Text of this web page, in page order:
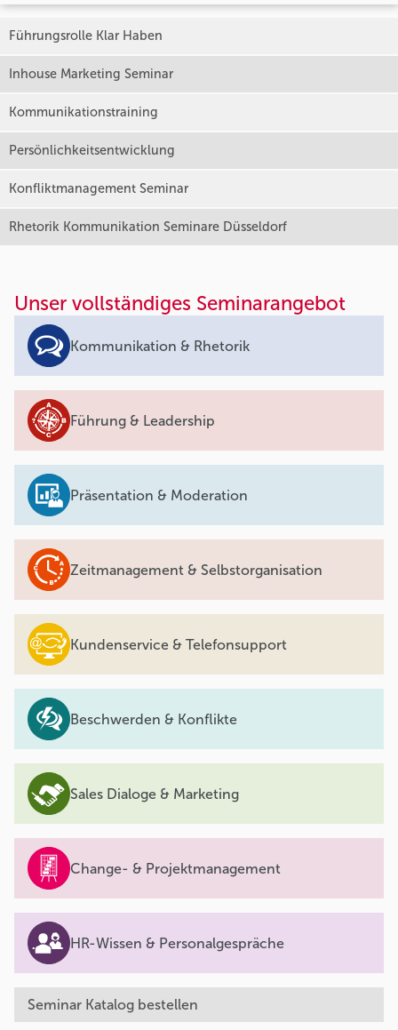
Führungsrolle Klar Haben
Inhouse Marketing Seminar
Kommunikationstraining
Persönlichkeitsentwicklung
Konfliktmanagement Seminar
Rhetorik Kommunikation Seminare Düsseldorf
Unser vollständiges Seminarangebot
Kommunikation & Rhetorik
Führung & Leadership
Präsentation & Moderation
Zeitmanagement & Selbstorganisation
Kundenservice & Telefonsupport
Beschwerden & Konflikte
Sales Dialoge & Marketing
Change- & Projektmanagement
HR-Wissen & Personalgespräche
Seminar Katalog bestellen